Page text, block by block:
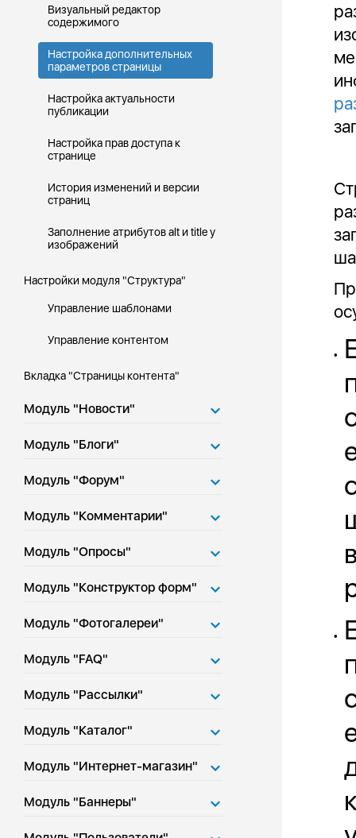
Визуальный редактор
содержимого
Настройка дополнительных
параметров страницы
Настройка актуальности
публикации
Настройка прав доступа к
странице
История изменений и версии
страниц
Заполнение атрибутов alt и title у
изображений
Настройки модуля "Структура"
Управление шаблонами
Управление контентом
Вкладка "Страницы контента"
Модуль "Новости"
Модуль "Блоги"
Модуль "Форум"
Модуль "Комментарии"
Модуль "Опросы"
Модуль "Конструктор форм"
Модуль "Фотогалереи"
Модуль "FAQ"
Модуль "Рассылки"
Модуль "Каталог"
Модуль "Интернет-магазин"
Модуль "Баннеры"
•
•